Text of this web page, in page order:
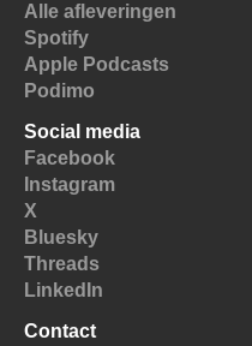
Alle afleveringen
Spotify
Apple Podcasts
Podimo
Social media
Facebook
Instagram
X
Bluesky
Threads
LinkedIn
Contact